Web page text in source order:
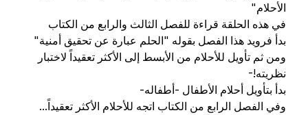
الأحلام"
في هذه الحلقة قراءة للفصل الثالث والرابع من الكتاب
بدأ فرويد هذا الفصل بقوله "الحلم عبارة عن تحقيق أمنية"
ومن ثم تأويل للأحلام من الأبسط إلى الأكثر تعقيداً لاختبار
نظريته!-
بدأ بتأويل أحلام الأطفال -أطفاله-
وفي الفصل الرابع من الكتاب اتجه للأحلام الأكثر تعقيداً...